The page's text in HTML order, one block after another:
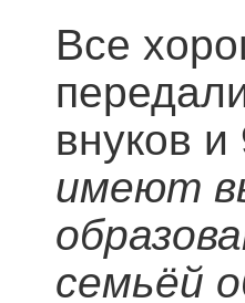
Все
внуков
имеют
семьёй